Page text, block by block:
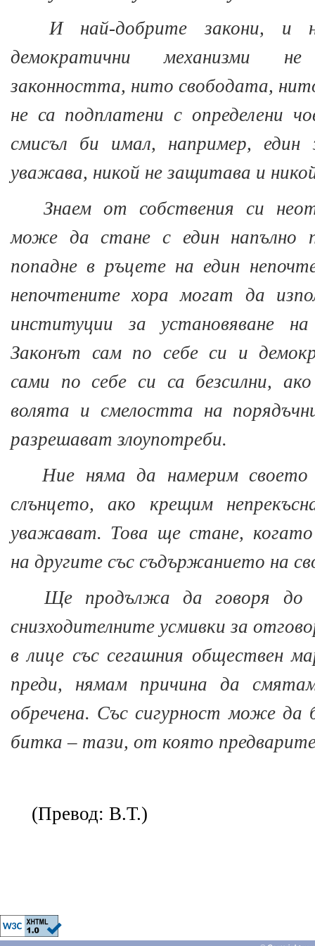
И най-добрите закони, и
демократични механизми
законността, нито свободата,
не са подплатени с определени
смисъл би имал, например, един
уважава, никой не защитава и
Знаем от собствения си
може да стане с един напълно
попадне в ръцете на един
непочтените хора могат да
институции за установяване
Законът сам по себе си и
сами по себе си са безсилни,
волята и смелостта на
разрешават злоупотреби.
Ние няма да намерим
слънцето, ако крещим
уважават. Това ще стане, когато
на другите със съдържанието на
Ще продължа да говоря до
снизходителните усмивки за
в лице със сегашния обществен
преди, нямам причина да
обречена. Със сигурност може да
битка – тази, от която
(Превод: В.Т.)